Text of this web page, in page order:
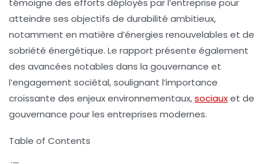
atteindre ses objectifs de durabilité ambitieux,
notamment en matière d’énergies renouvelables et de
sobriété énergétique. Le rapport présente également
des avancées notables dans la gouvernance et
l’engagement sociétal, soulignant l’importance
croissante des enjeux environnementaux,sociauxet de
gouvernance pour les entreprises modernes.
Table of Contents